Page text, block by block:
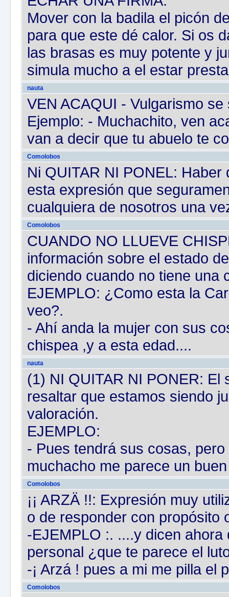
Mover con la badila el picón
para que este dé calor. Si os
las brasas es muy potente y
simula mucho a el estar
nauta
VEN ACAQUI - Vulgarismo
Ejemplo: - Muchachito, ven
van a decir que tu abuelo te
Comolobos
Ni QUITAR NI PONEL:
esta expresión que
cualquiera de nosotros una
Comolobos
CUANDO NO LLUEVE
información sobre el estado
diciendo cuando no tiene una
EJEMPLO: ¿Como esta la
veo?.
- Ahí anda la mujer con sus
chispea ,y a esta edad....
nauta
(1) NI QUITAR NI PONER: El
resaltar que estamos siendo
valoración.
EJEMPLO:
- Pues tendrá sus cosas,
muchacho me parece un
Comolobos
¡¡ ARZÄ !!: Expresión muy
o de responder con propósito
-EJEMPLO :. ....y dicen
personal ¿que te parece el
-¡ Arzá ! pues a mi me pilla el
Comolobos